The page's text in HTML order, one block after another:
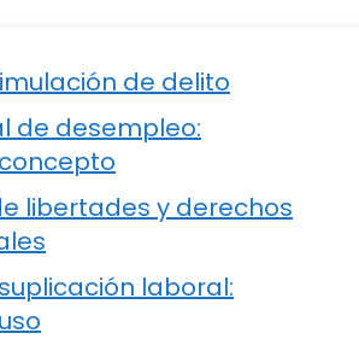
de delito
de desempleo:
libertades y derechos
laboral: